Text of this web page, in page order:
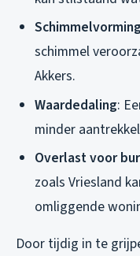
Schimmelvorming
schimmel
Akkers.
Waardedaling:
minder
Overlast voor
zoals Vriesland
omliggende
Door tijdig in te